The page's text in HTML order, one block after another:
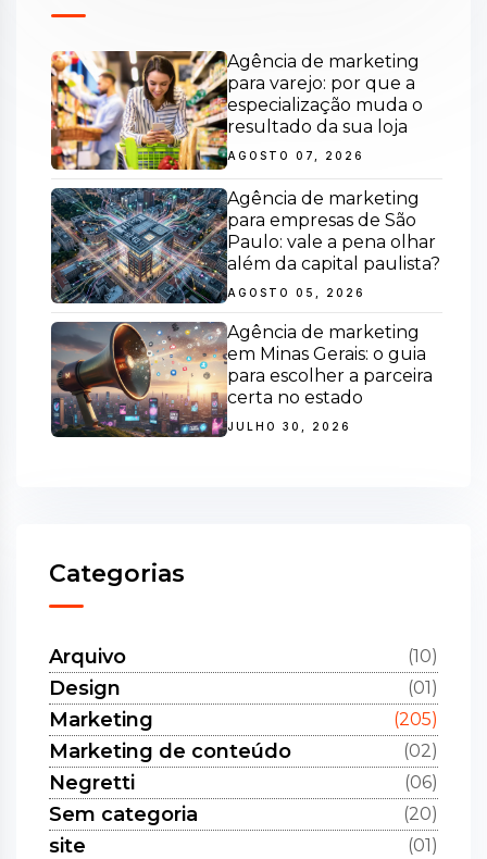
Agência de marketing
para varejo: por que a
especialização muda o
resultado da sua loja
AGOSTO 07, 2026
Agência de marketing
para empresas de São
Paulo: vale a pena olhar
além da capital paulista?
AGOSTO 05, 2026
Agência de marketing
em Minas Gerais: o guia
para escolher a parceira
certa no estado
JULHO 30, 2026
Categorias
Arquivo (10)
Design (01)
Marketing (205)
Marketing de conteúdo (02)
Negretti (06)
Sem categoria (20)
site (01)